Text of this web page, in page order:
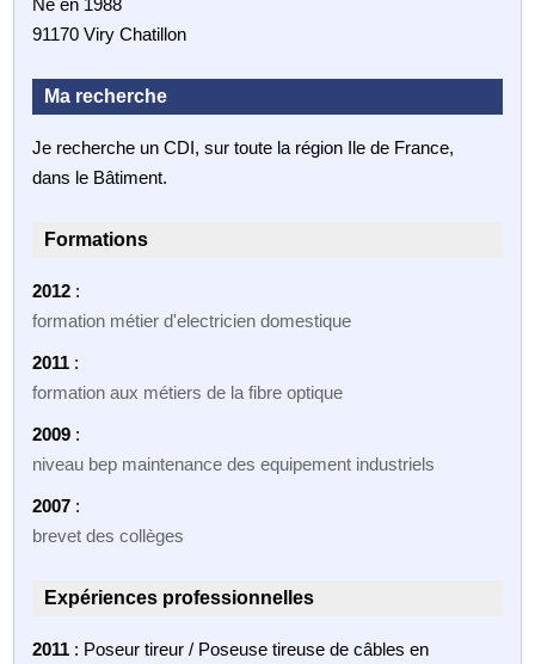
91170 Viry Chatillon
Ma recherche
Je recherche un CDI, sur toute la région Ile de France,
dans le Bâtiment.
Formations
2012 :
formation métier d'electricien domestique
2011 :
formation aux métiers de la fibre optique
2009 :
niveau bep maintenance des equipement industriels
2007 :
brevet des collèges
Expériences professionnelles
2011 : Poseur tireur / Poseuse tireuse de câbles en